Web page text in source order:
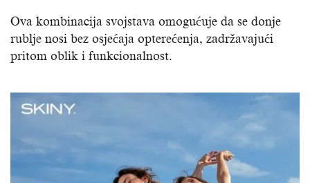
Ova kombinacija svojstava omogućuje da se donje
rublje nosi bez osjećaja opterećenja, zadržavajući
pritom oblik i funkcionalnost.